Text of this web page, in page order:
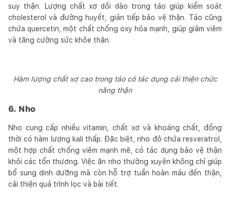
suy thận. Lượng chất xơ dồi dào trong táo giúp kiểm soát
cholesterol và đường huyết, gián tiếp bảo vệ thận. Táo cũng
chứa quercetin, một chất chống oxy hóa mạnh, giúp giảm viêm
và tăng cường sức khỏe thận.
Hàm lượng chất xơ cao trong táo có tác dụng cải thiện chức
năng thận
6. Nho
Nho cung cấp nhiều vitamin, chất xơ và khoáng chất, đồng
thời có hàm lượng kali thấp. Đặc biệt, nho đỏ chứa resveratrol,
một hợp chất chống viêm mạnh mẽ, có tác dụng bảo vệ thận
khỏi các tổn thương. Việc ăn nho thường xuyên không chỉ giúp
bổ sung dinh dưỡng mà còn hỗ trợ tuần hoàn máu đến thận,
cải thiện quá trình lọc và bài tiết.